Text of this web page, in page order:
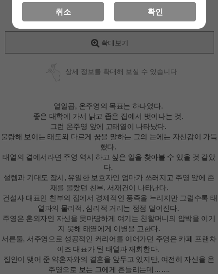
확대보기
상세 정보를 확대해 보실 수 있습니다
열일곱, 온주영의 목표는 하나였다.
좋은 대학에 가서 낡고 좁은 집에서 벗어나는 것.
그런 온주영 앞에 고태열이 나타났다.
불량해 보이는 태도와 다르게 꿈을 말하는 그의 눈에는 자신감이 가득
했다.
태열의 곁에서라면 주영 역시 하고 싶은 일을 찾아볼 수 있을 것 같았
다.
설렘과 기대도 잠시, 유일한 보호자인 엄마가 쓰러지고 주영 앞에 존
재를 몰랐던 친부, 서재건이 나타난다.
건설사 대표인 친부의 집에서 경제적인 풍족을 누리지만 그럴수록 태
열과의 물리적, 심리적 거리는 점점 멀어진다.
주영은 혼외자인 자신을 못마땅하게 여기는 친할머니의 압박을 이기
지 못해 태열에게 이별을 고한다.
서른둘, 서주영으로 성공적인 커리어를 이어가던 주영은 카페 프랜차
이즈 대표가 된 태열과 재회한다.
집안이 맺어 준 약혼자와의 결혼을 앞두고 있지만, 여전히 자신을 온
주영으로 보는 그에게 흔들리는데…….
취소 확인